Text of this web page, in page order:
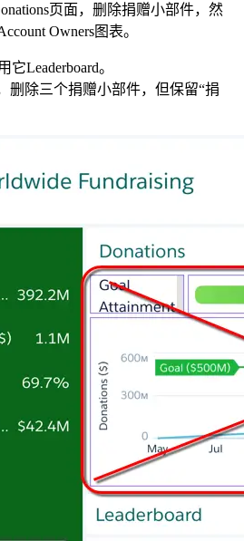
页面，删除捐赠小部件，然
Owners图表。
Leaderboard。
删除三个捐赠小部件，但保留“捐